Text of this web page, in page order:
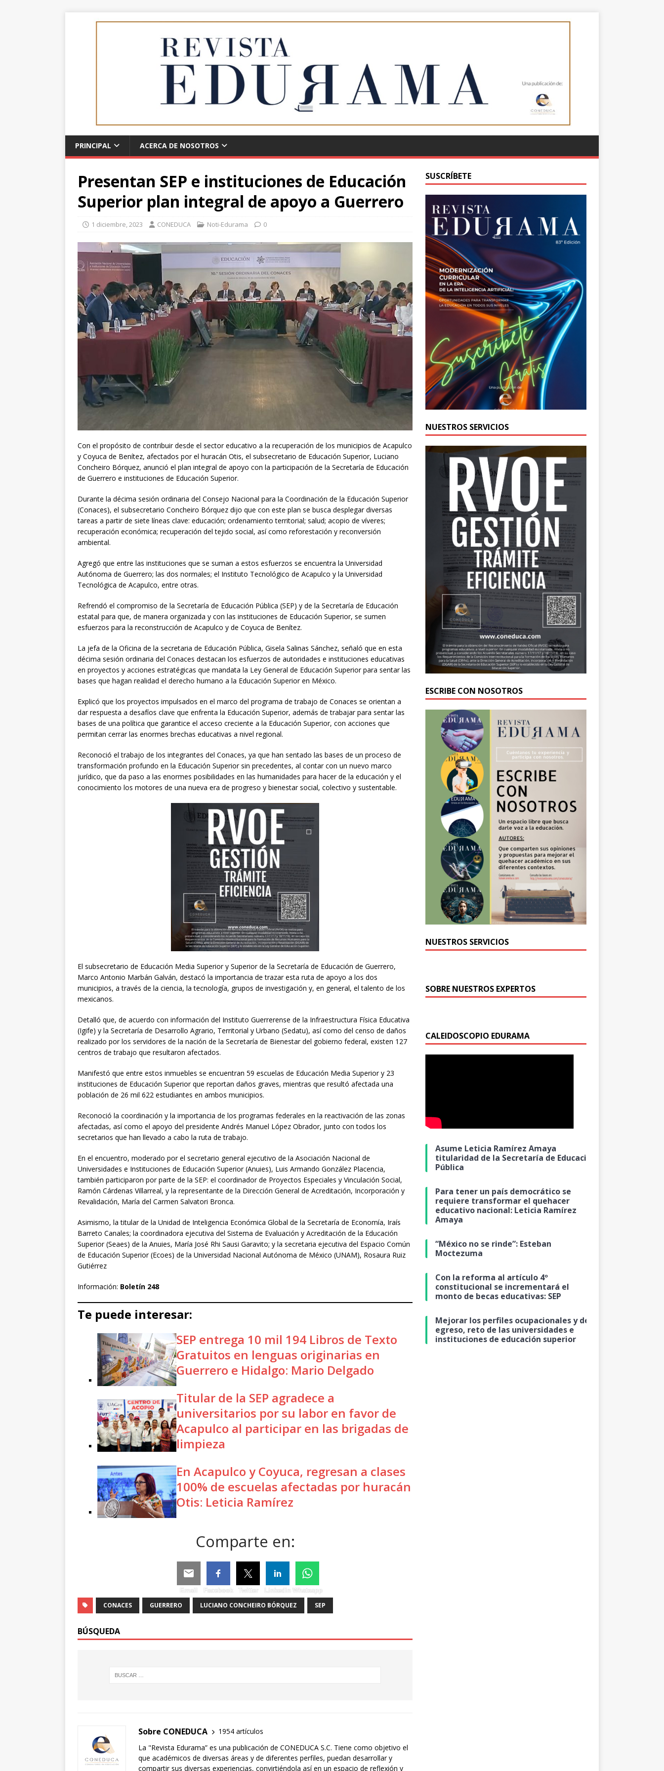
PRINCIPAL ACERCA DE NOSOTROS
Presentan SEP e instituciones de Educación
Superior plan integral de apoyo a Guerrero
1 diciembre, 2023 CONEDUCA Noti-Edurama 0
Con el propósito de contribuir desde el sector educativo a la recuperación de los municipios de Acapulco
y Coyuca de Benítez, afectados por el huracán Otis, el subsecretario de Educación Superior, Luciano
Concheiro Bórquez, anunció el plan integral de apoyo con la participación de la Secretaría de Educación
de Guerrero e instituciones de Educación Superior.
Durante la décima sesión ordinaria del Consejo Nacional para la Coordinación de la Educación Superior
(Conaces), el subsecretario Concheiro Bórquez dijo que con este plan se busca desplegar diversas
tareas a partir de siete líneas clave: educación; ordenamiento territorial; salud; acopio de víveres;
recuperación económica; recuperación del tejido social, así como reforestación y reconversión
ambiental.
Agregó que entre las instituciones que se suman a estos esfuerzos se encuentra la Universidad
Autónoma de Guerrero; las dos normales; el Instituto Tecnológico de Acapulco y la Universidad
Tecnológica de Acapulco, entre otras.
Refrendó el compromiso de la Secretaría de Educación Pública (SEP) y de la Secretaría de Educación
estatal para que, de manera organizada y con las instituciones de Educación Superior, se sumen
esfuerzos para la reconstrucción de Acapulco y de Coyuca de Benítez.
La jefa de la Oficina de la secretaria de Educación Pública, Gisela Salinas Sánchez, señaló que en esta
décima sesión ordinaria del Conaces destacan los esfuerzos de autoridades e instituciones educativas
en proyectos y acciones estratégicas que mandata la Ley General de Educación Superior para sentar las
bases que hagan realidad el derecho humano a la Educación Superior en México.
Explicó que los proyectos impulsados en el marco del programa de trabajo de Conaces se orientan a
dar respuesta a desafíos clave que enfrenta la Educación Superior, además de trabajar para sentar las
bases de una política que garantice el acceso creciente a la Educación Superior, con acciones que
permitan cerrar las enormes brechas educativas a nivel regional.
Reconoció el trabajo de los integrantes del Conaces, ya que han sentado las bases de un proceso de
transformación profundo en la Educación Superior sin precedentes, al contar con un nuevo marco
jurídico, que da paso a las enormes posibilidades en las humanidades para hacer de la educación y el
conocimiento los motores de una nueva era de progreso y bienestar social, colectivo y sustentable.
El subsecretario de Educación Media Superior y Superior de la Secretaría de Educación de Guerrero,
Marco Antonio Marbán Galván, destacó la importancia de trazar esta ruta de apoyo a los dos
municipios, a través de la ciencia, la tecnología, grupos de investigación y, en general, el talento de los
mexicanos.
Detalló que, de acuerdo con información del Instituto Guerrerense de la Infraestructura Física Educativa
(Igife) y la Secretaría de Desarrollo Agrario, Territorial y Urbano (Sedatu), así como del censo de daños
realizado por los servidores de la nación de la Secretaría de Bienestar del gobierno federal, existen 127
centros de trabajo que resultaron afectados.
Manifestó que entre estos inmuebles se encuentran 59 escuelas de Educación Media Superior y 23
instituciones de Educación Superior que reportan daños graves, mientras que resultó afectada una
población de 26 mil 622 estudiantes en ambos municipios.
Reconoció la coordinación y la importancia de los programas federales en la reactivación de las zonas
afectadas, así como el apoyo del presidente Andrés Manuel López Obrador, junto con todos los
secretarios que han llevado a cabo la ruta de trabajo.
En el encuentro, moderado por el secretario general ejecutivo de la Asociación Nacional de
Universidades e Instituciones de Educación Superior (Anuies), Luis Armando González Placencia,
también participaron por parte de la SEP: el coordinador de Proyectos Especiales y Vinculación Social,
Ramón Cárdenas Villarreal, y la representante de la Dirección General de Acreditación, Incorporación y
Revalidación, María del Carmen Salvatori Bronca.
Asimismo, la titular de la Unidad de Inteligencia Económica Global de la Secretaría de Economía, Iraís
Barreto Canales; la coordinadora ejecutiva del Sistema de Evaluación y Acreditación de la Educación
Superior (Seaes) de la Anuies, María José Rhi Sausi Garavito; y la secretaria ejecutiva del Espacio Común
de Educación Superior (Ecoes) de la Universidad Nacional Autónoma de México (UNAM), Rosaura Ruiz
Gutiérrez
Información: Boletín 248
Te puede interesar:
SEP entrega 10 mil 194 Libros de Texto
Gratuitos en lenguas originarias en
Guerrero e Hidalgo: Mario Delgado
Titular de la SEP agradece a
universitarios por su labor en favor de
Acapulco al participar en las brigadas de
limpieza
En Acapulco y Coyuca, regresan a clases
100% de escuelas afectadas por huracán
Otis: Leticia Ramírez
Comparte en:
Email Facebook Twitter Linkedin Whatsapp
CONACES GUERRERO LUCIANO CONCHEIRO BÓRQUEZ SEP
BÚSQUEDA
Sobre CONEDUCA
1954 artículos
La "Revista Edurama” es una publicación de CONEDUCA S.C. Tiene como objetivo el
que académicos de diversas áreas y de diferentes perfiles, puedan desarrollar y
compartir sus diversas experiencias, convirtiéndola así en un espacio de reflexión y
SUSCRÍBETE
NUESTROS SERVICIOS
ESCRIBE CON NOSOTROS
NUESTROS SERVICIOS
SOBRE NUESTROS EXPERTOS
CALEIDOSCOPIO EDURAMA
Asume Leticia Ramírez Amaya
titularidad de la Secretaría de Educación
Pública
Para tener un país democrático se
requiere transformar el quehacer
educativo nacional: Leticia Ramírez
Amaya
“México no se rinde”: Esteban
Moctezuma
Con la reforma al artículo 4º
constitucional se incrementará el
monto de becas educativas: SEP
Mejorar los perfiles ocupacionales y de
egreso, reto de las universidades e
instituciones de educación superior